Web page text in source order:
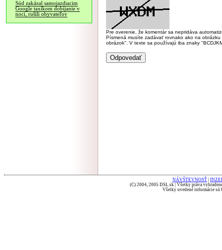
Súd zakázal samojazdiacim
Google taxíkom dobíjanie v
noci, rušili obyvateľov
Pre overenie, že komentár sa nepridáva
Písmená musíte zadávať rovnako ako na
obrázok". V texte sa používajú iba znaky
NÁVŠTEVNOSŤ
(C) 2004, 2005 DSL.sk | Všetky práva
Všetky uvedené informácie sú